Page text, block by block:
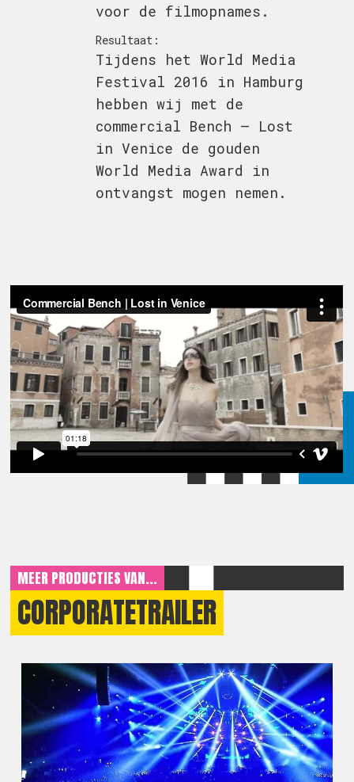
voor de filmopnames.
Resultaat:
Tijdens het World Media
Festival 2016 in Hamburg
hebben wij met de
commercial Bench – Lost
in Venice de gouden
World Media Award in
ontvangst mogen nemen.
MEER PRODUCTIES VAN...
CORPORATETRAILER